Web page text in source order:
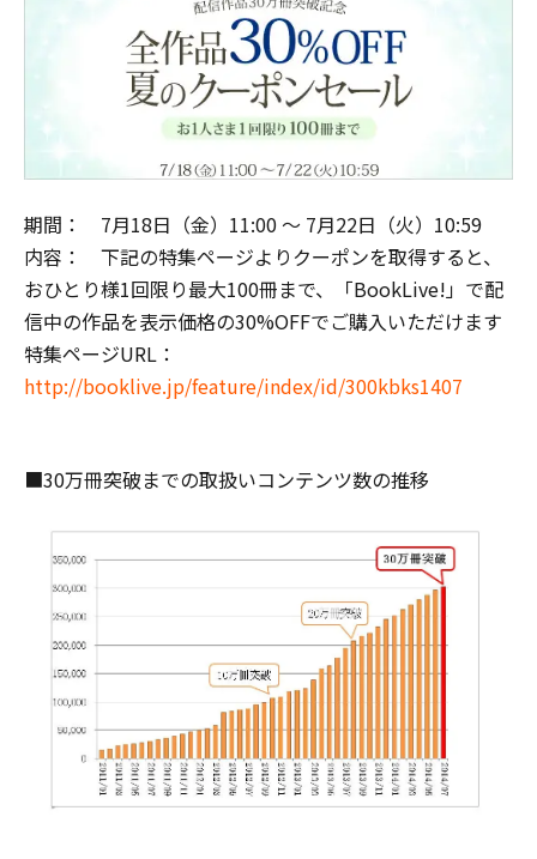
期間： 7月18日（金）11:00 ～ 7月22日（火）10:59
内容： 下記の特集ページよりクーポンを取得すると、
おひとり様1回限り最大100冊まで、「BookLive!」で配
信中の作品を表示価格の30%OFFでご購入いただけます
特集ページURL：
http://booklive.jp/feature/index/id/300kbks1407
■30万冊突破までの取扱いコンテンツ数の推移